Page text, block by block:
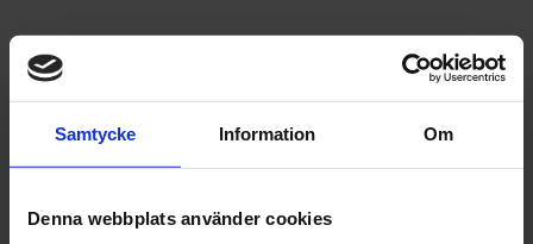
Samtycke Information Om
Denna webbplats använder cookies
Förläng livstiden på dina längdskidor. Vi lägger på en
skyddande valla så att belaget inte torkar ut och dina
Gäller 1 par längdskidor
(Skåne)